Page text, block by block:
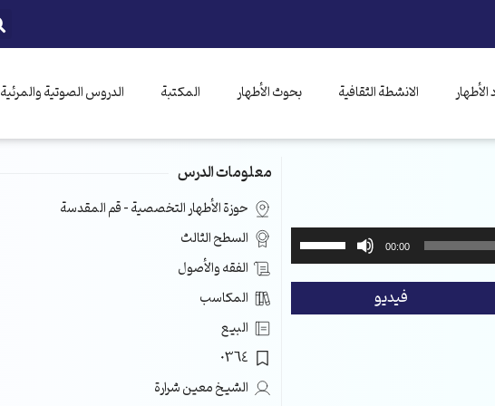
الانشطة الثقافية بحوث الأطهار المكتبة الدروس الصوتية والمرئية
00:00
استخدم
الأسهم
فيديو
معلومات الدرس
حوزة الأطهار التخصصية – قم المقدسة
السطح الثالث
الفقه والأصول
المكاسب
البيع
0364
الشيخ معين شرارة